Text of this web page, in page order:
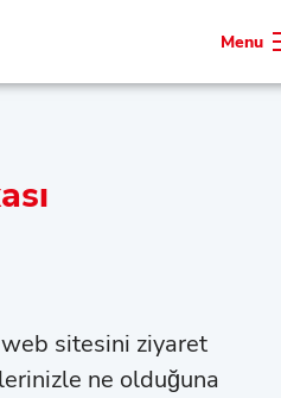
Menu
sitesini ziyaret
ne olduğuna